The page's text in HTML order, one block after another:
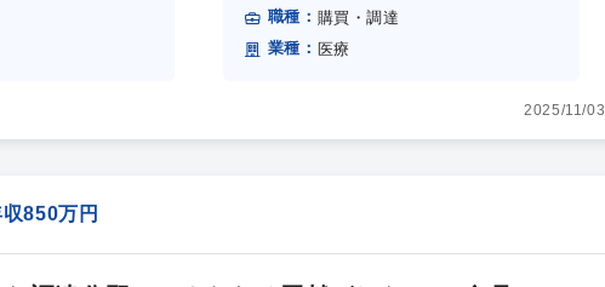
職種： 購買・調達
業種： 医療
2025/11/03
850万円